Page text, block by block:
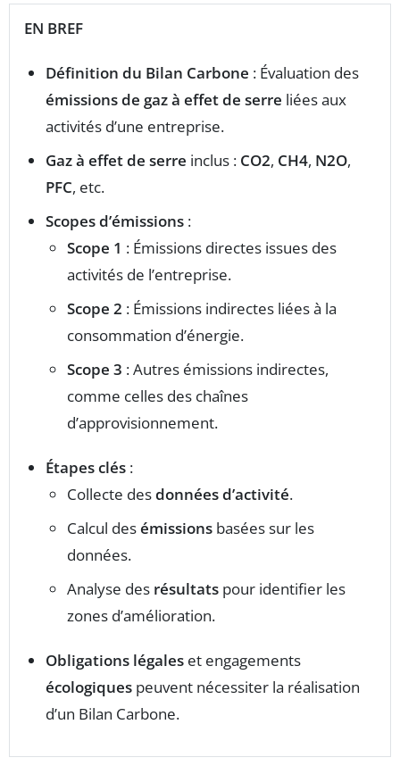
EN BREF
Définition du Bilan Carbone : Évaluation des
émissions de gaz à effet de serre liées aux
activités d’une entreprise.
Gaz à effet de serre inclus : CO2, CH4, N2O,
PFC, etc.
Scopes d’émissions :
Scope 1 : Émissions directes issues des
activités de l’entreprise.
Scope 2 : Émissions indirectes liées à la
consommation d’énergie.
Scope 3 : Autres émissions indirectes,
comme celles des chaînes
d’approvisionnement.
Étapes clés :
Collecte desdonnées d’activité.
Calcul desémissions basées sur les
données.
Analyse des résultats pour identifier les
zones d’amélioration.
Obligations légales et engagements
écologiques peuvent nécessiter la réalisation
d’un Bilan Carbone.